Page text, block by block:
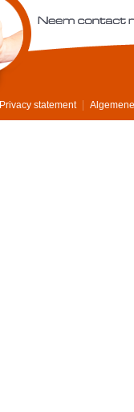
Privacy statement